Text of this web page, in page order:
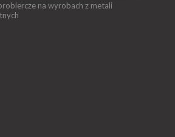
na wyrobach z metali